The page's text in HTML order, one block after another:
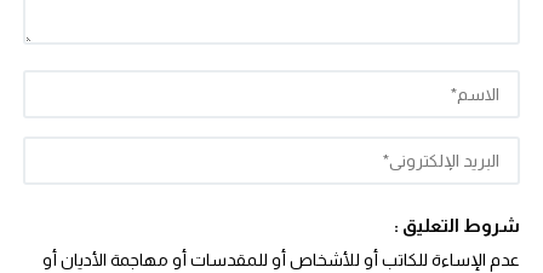
شروط التعليق :
عدم الإساءة للكاتب أو للأشخاص أو للمقدسات أو مهاجمة الأديان أو